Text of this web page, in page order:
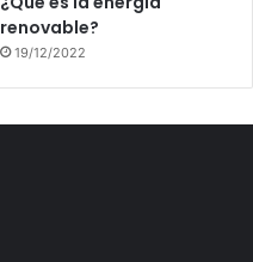
renovable?
19/12/2022